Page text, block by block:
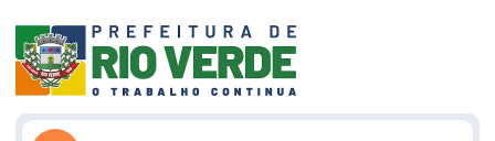
conteúdo